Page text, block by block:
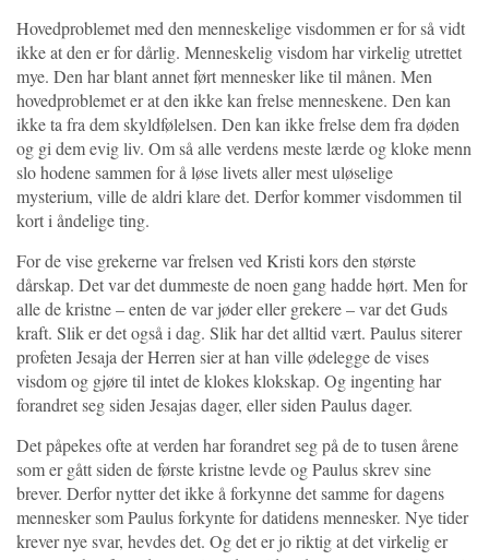
Hovedproblemet med den menneskelige visdommen er for så vidt
ikke at den er for dårlig. Menneskelig visdom har virkelig utrettet
mye. Den har blant annet ført mennesker like til månen. Men
hovedproblemet er at den ikke kan frelse menneskene. Den kan
ikke ta fra dem skyldfølelsen. Den kan ikke frelse dem fra døden
og gi dem evig liv. Om så alle verdens meste lærde og kloke menn
slo hodene sammen for å løse livets aller mest uløselige
mysterium, ville de aldri klare det. Derfor kommer visdommen til
kort i åndelige ting.
For de vise grekerne var frelsen ved Kristi kors den største
dårskap. Det var det dummeste de noen gang hadde hørt. Men for
alle de kristne – enten de var jøder eller grekere – var det Guds
kraft. Slik er det også i dag. Slik har det alltid vært. Paulus siterer
profeten Jesaja der Herren sier at han ville ødelegge de vises
visdom og gjøre til intet de klokes klokskap. Og ingenting har
forandret seg siden Jesajas dager, eller siden Paulus dager.
Det påpekes ofte at verden har forandret seg på de to tusen årene
som er gått siden de første kristne levde og Paulus skrev sine
brever. Derfor nytter det ikke å forkynne det samme for dagens
mennesker som Paulus forkynte for datidens mennesker. Nye tider
krever nye svar, hevdes det. Og det er jo riktig at det virkelig er